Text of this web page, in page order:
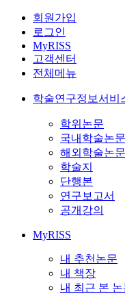
회원가입
로그인
MyRISS
고객센터
전체메뉴
학술연구정보서비
학위논문
국내학술논문
해외학술논문
학술지
단행본
연구보고서
공개강의
MyRISS
내 추천논문
내 책장
내 최근 본 논